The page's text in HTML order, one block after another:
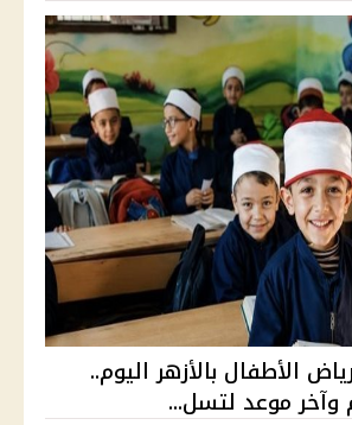
الأطفال بالأزهر اليوم..
وآخر موعد لتسل...